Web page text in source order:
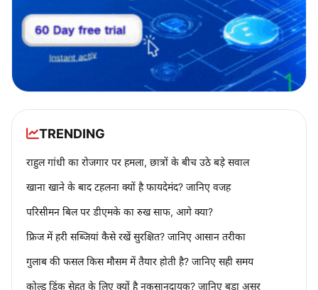
TRENDING
राहुल गांधी का रोजगार पर हमला, छात्रों के बीच उठे बड़े सवाल
खाना खाने के बाद टहलना क्यों है फायदेमंद? जानिए वजह
परिसीमन बिल पर डीएमके का रुख साफ, आगे क्या?
फ्रिज में हरी सब्जियां कैसे रखें सुरक्षित? जानिए आसान तरीका
गुलाब की फसल किस मौसम में तैयार होती है? जानिए सही समय
कोल्ड ड्रिंक सेहत के लिए क्यों है नुकसानदायक? जानिए बड़ा असर